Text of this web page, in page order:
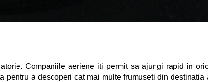
Companiile aeriene iti permit sa ajungi rapid in
a descoperi cat mai multe frumuseti din destinatia